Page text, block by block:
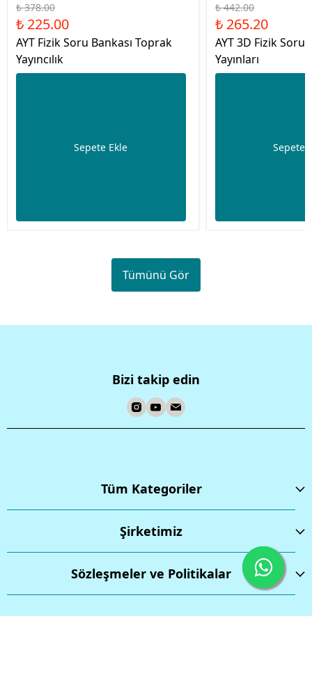
₺ 378.00
₺ 225.00
AYT Fizik Soru Bankası Toprak
Yayıncılık
Sepete Ekle
₺ 442.00
₺ 265.20
AYT 3D Fizik Soru
Yayınları
Sepete
Tümünü Gör
Bizi takip edin
Tüm Kategoriler
Şirketimiz
Sözleşmeler ve Politikalar